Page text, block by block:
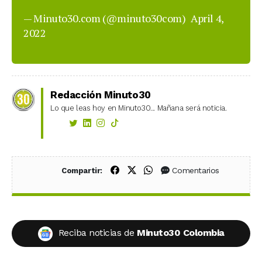
— Minuto30.com (@minuto30com) April 4,
2022
Redacción Minuto30
Lo que leas hoy en Minuto30... Mañana será noticia.
Compartir: Compartir en Facebook
Compartir en X (Twitter)
Compartir en WhatsApp
Comentarios
Reciba noticias de Minuto30 Colombia